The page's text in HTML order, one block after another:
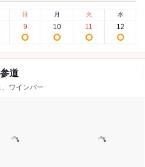
日
9
月
10
火
11
水
12
道
ワインバー